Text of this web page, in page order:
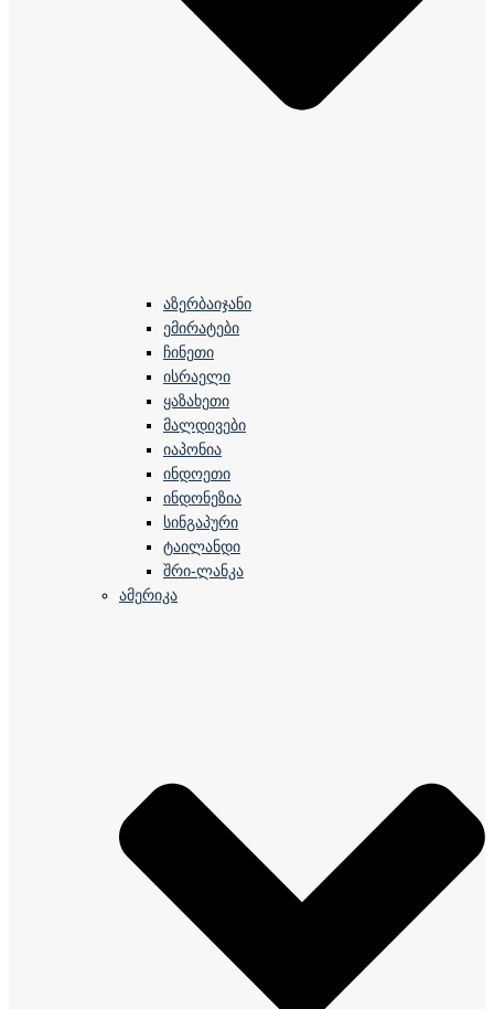
აზერბაიჯანი
ემირატები
ჩინეთი
ისრაელი
ყაზახეთი
მალდივები
იაპონია
ინდოეთი
ინდონეზია
სინგაპური
ტაილანდი
შრი-ლანკა
ამერიკა